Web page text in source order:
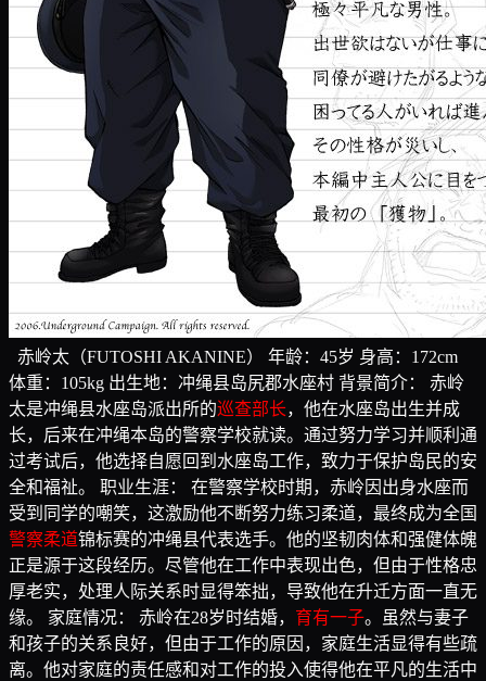
赤岭太（FUTOSHI AKANINE） 年龄：45岁 身高：172cm
体重：105kg 出生地：冲绳县岛尻郡水座村 背景简介： 赤岭
太是冲绳县水座岛派出所的巡查部长，他在水座岛出生并成
长，后来在冲绳本岛的警察学校就读。通过努力学习并顺利通
过考试后，他选择自愿回到水座岛工作，致力于保护岛民的安
全和福祉。 职业生涯： 在警察学校时期，赤岭因出身水座而
受到同学的嘲笑，这激励他不断努力练习柔道，最终成为全国
警察柔道锦标赛的冲绳县代表选手。他的坚韧肉体和强健体魄
正是源于这段经历。尽管他在工作中表现出色，但由于性格忠
厚老实，处理人际关系时显得笨拙，导致他在升迁方面一直无
缘。 家庭情况： 赤岭在28岁时结婚， 育有一子。虽然与妻子
和孩子的关系良好，但由于工作的原因，家庭生活显得有些疏
离。他对家庭的责任感和对工作的投入使得他在平凡的生活中